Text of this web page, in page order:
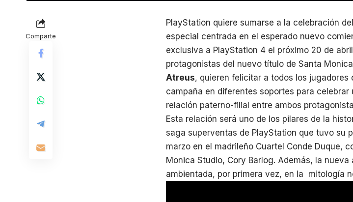
Comparte
PlayStation quiere sumarse a la celebración del
especial centrada en el esperado nuevo
exclusiva a PlayStation 4 el próximo 20 de
protagonistas del nuevo título de Santa
Atreus, quieren felicitar a todos los
campaña en diferentes soportes para
relación paterno-filial entre ambos
Esta relación será uno de los pilares de la
saga superventas de PlayStation que tuvo su
marzo en el madrileño Cuartel Conde Duque,
Monica Studio, Cory Barlog. Además, la
ambientada, por primera vez, en la mitología